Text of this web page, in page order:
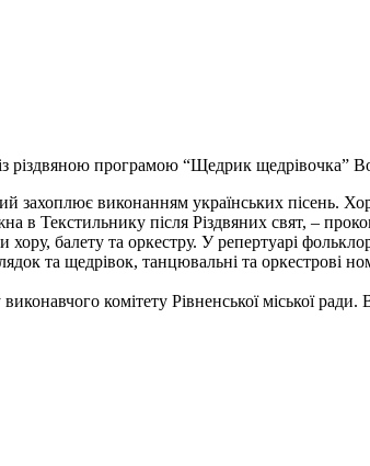
різдвяною програмою “Щедрик щедрівочка”
захоплює виконанням українських пісень.
Текстильнику після Різдвяних свят, –
балету та оркестру. У репертуарі
та щедрівок, танцювальні та оркестрові
комітету Рівненської міської